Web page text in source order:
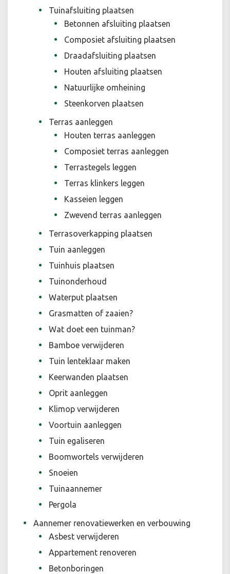
Tuinafsluiting plaatsen
Betonnen afsluiting plaatsen
Composiet afsluiting plaatsen
Draadafsluiting plaatsen
Houten afsluiting plaatsen
Natuurlijke omheining
Steenkorven plaatsen
Terras aanleggen
Houten terras aanleggen
Composiet terras aanleggen
Terrastegels leggen
Terras klinkers leggen
Kasseien leggen
Zwevend terras aanleggen
Terrasoverkapping plaatsen
Tuin aanleggen
Tuinhuis plaatsen
Tuinonderhoud
Waterput plaatsen
Grasmatten of zaaien?
Wat doet een tuinman?
Bamboe verwijderen
Tuin lenteklaar maken
Keerwanden plaatsen
Oprit aanleggen
Klimop verwijderen
Voortuin aanleggen
Tuin egaliseren
Boomwortels verwijderen
Snoeien
Tuinaannemer
Pergola
Aannemer renovatiewerken en verbouwing
Asbest verwijderen
Appartement renoveren
Betonboringen